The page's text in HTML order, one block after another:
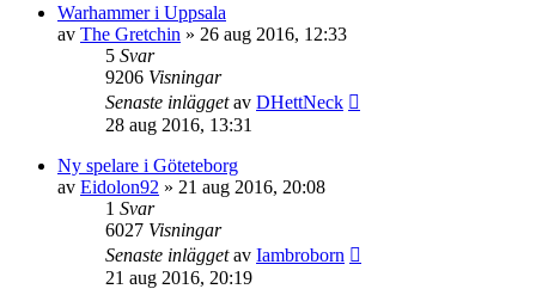
Warhammer i Uppsala
av The Gretchin » 26 aug 2016, 12:33
5 Svar
9206 Visningar
Senaste inläggetav DHettNeck
28 aug 2016, 13:31
Ny spelare i Göteteborg
av Eidolon92 » 21 aug 2016, 20:08
1 Svar
6027 Visningar
Senaste inläggetav Iambroborn
21 aug 2016, 20:19